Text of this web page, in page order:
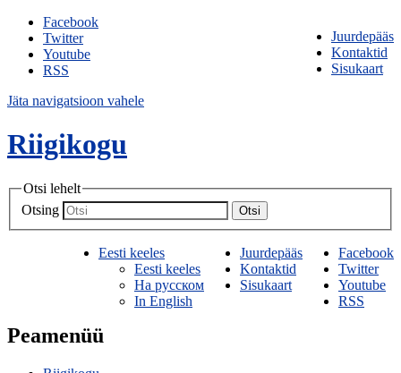
Juurdepääs
Kontaktid
Sisukaart
Facebook
Twitter
Youtube
RSS
Jäta navigatsioon vahele
Riigikogu
Otsi lehelt
Otsing
Otsi
Facebook
Twitter
Youtube
RSS
Juurdepääs
Kontaktid
Sisukaart
Eesti keeles
Eesti keeles
На русском
In English
Peamenüü